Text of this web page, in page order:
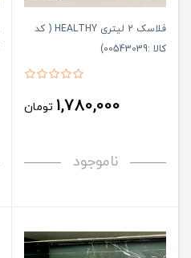
فلاسک 2 لیتری HEALTHY ( کد
کالا :00543039)
1,780,000 تومان
ناموجود